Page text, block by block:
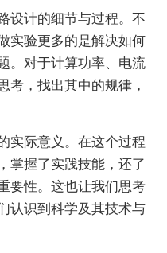
计的细节与过程。不
实验更多的是解决如何
。对于计算功率、电流
考，找出其中的规律，
际意义。在这个过程
掌握了实践技能，还了
要性。这也让我们思考
认识到科学及其技术与